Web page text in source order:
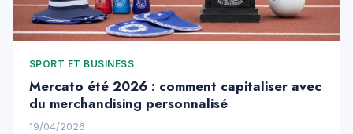
SPORT ET BUSINESS
Mercato été 2026 : comment capitaliser avec
du merchandising personnalisé
19/04/2026